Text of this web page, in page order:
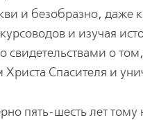
и безобразно, даже
и изучая
свидетельствами о
Спасителя и
пять-шесть лет тому